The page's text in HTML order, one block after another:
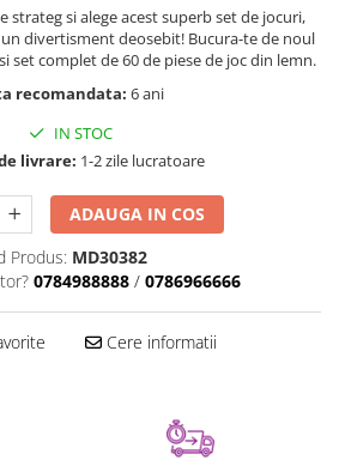
Down
strateg si alege acest superb set de jocuri,
divertisment deosebit! Bucura-te de noul
set complet de 60 de piese de joc din lemn.
recomandata: 6 ani
IN STOC
livrare: 1-2 zile lucratoare
ADAUGA IN COS
Produs: MD30382
0784988888 / 0786966666
Cere informatii